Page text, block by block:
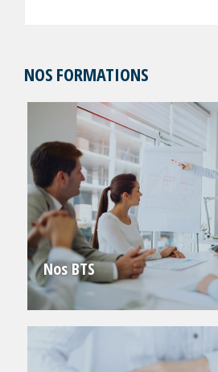
NOS FORMATIONS
Nos BTS